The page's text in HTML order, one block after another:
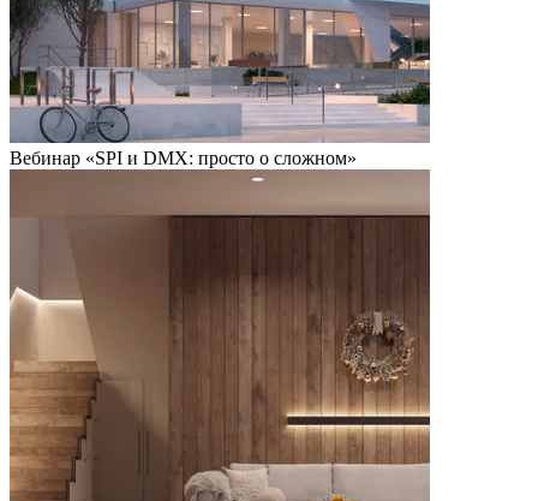
Вебинар «SPI и DMX: просто о сложном»